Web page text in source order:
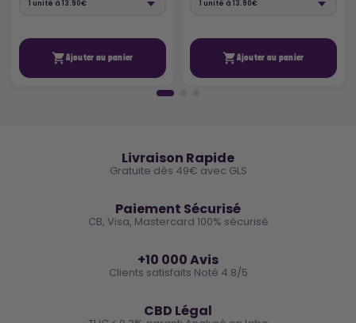
Ajouter au panier Ajouter au panier
Livraison Rapide
Gratuite dès 49€ avec GLS
Paiement Sécurisé
CB, Visa, Mastercard 100% sécurisé
+10 000 Avis
Clients satisfaits Noté 4.8/5
CBD Légal